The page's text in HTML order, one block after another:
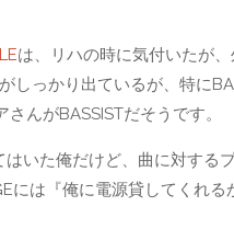
は、リハの時に気付いたが、
しっかり出ているが、特に
んがBASSISTだそうです。
いた俺だけど、曲に対する
には『俺に電源貸してくれる